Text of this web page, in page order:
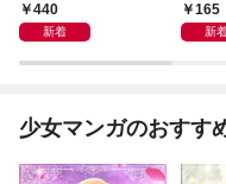
440
新着
165
新
少女マンガのおすす